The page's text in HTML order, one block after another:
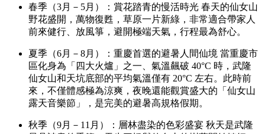
春季（3月－5月）：賞花踏青的慢活時光 春天的仙女山
野花盛開，萬物復甦，草原一片新綠，非常適合帶家人
前來健行、放風箏，避開極端天氣，行程最為舒心。
夏季（6月－8月）：重慶首選的避暑人間仙境 當重慶市
區化身為「四大火爐」之一、氣溫飆破 40°C 時，武隆
仙女山和天坑底部的平均氣溫僅有 20°C 左右。此時前
來，不僅體感極為涼爽，夜晚還能觀賞盛大的「仙女山
露天音樂節」，是完美的避暑高規格假期。
秋季（9月－11月）：層林盡染的色彩盛宴 秋天是武隆